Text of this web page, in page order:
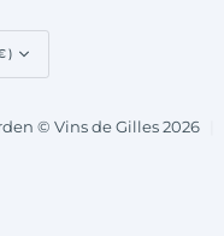
(NL €)
© Vins de Gilles 2026